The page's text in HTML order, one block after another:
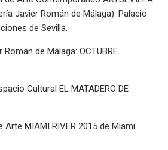
Javier Román de Málaga). Palacio
de Sevilla.
de Málaga: OCTUBRE
Cultural EL MATADERO DE
Arte MIAMI RIVER 2015 de Miami